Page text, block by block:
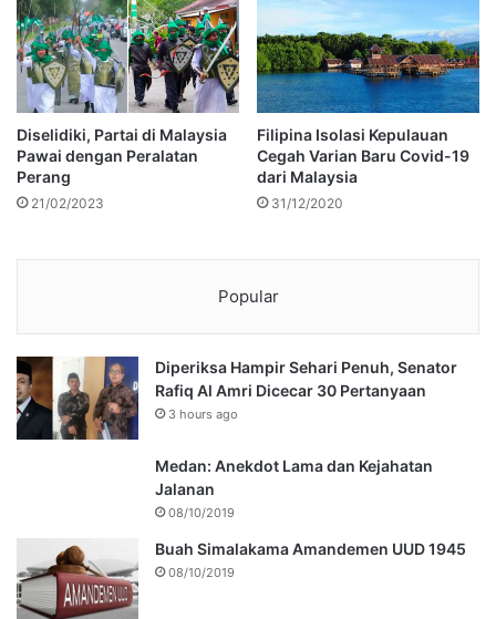
Diselidiki, Partai di Malaysia
Pawai dengan Peralatan
Perang
21/02/2023
Filipina Isolasi Kepulauan
Cegah Varian Baru Covid-19
dari Malaysia
31/12/2020
Popular
Diperiksa Hampir Sehari Penuh, Senator
Rafiq Al Amri Dicecar 30 Pertanyaan
3 hours ago
Medan: Anekdot Lama dan Kejahatan
Jalanan
08/10/2019
Buah Simalakama Amandemen UUD 1945
08/10/2019